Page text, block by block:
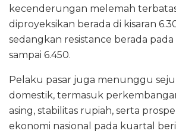
kecenderungan melemah
diproyeksikan berada di kisaran
sedangkan resistance berada pada
sampai 6.450.
Pelaku pasar juga menunggu
domestik, termasuk
asing, stabilitas rupiah, serta
ekonomi nasional pada kuartal